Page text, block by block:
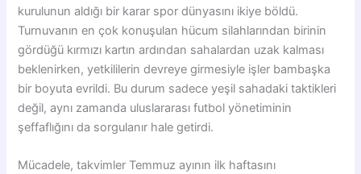
kurulunun aldığı bir karar spor dünyasını ikiye böldü.
Turnuvanın en çok konuşulan hücum silahlarından birinin
gördüğü kırmızı kartın ardından sahalardan uzak kalması
beklenirken, yetkililerin devreye girmesiyle işler bambaşka
bir boyuta evrildi. Bu durum sadece yeşil sahadaki taktikleri
değil, aynı zamanda uluslararası futbol yönetiminin
şeffaflığını da sorgulanır hale getirdi.
Mücadele, takvimler Temmuz ayının ilk haftasını